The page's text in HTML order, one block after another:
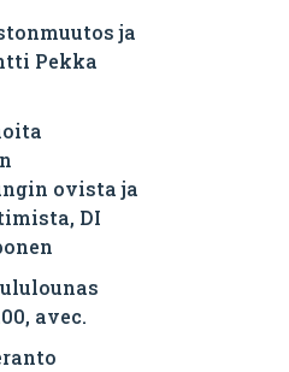
ja
Pekka
ovista ja
DI
avec.